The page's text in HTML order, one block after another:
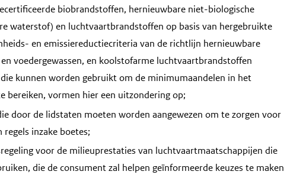
biobrandstoffen, hernieuwbare niet-biologische
waterstof) en luchtvaartbrandstoffen op basis van hergebruikte
en emissiereductiecriteria van de richtlijn hernieuwbare
voedergewassen, en koolstofarme luchtvaartbrandstoffen
kunnen worden gebruikt om de minimumaandelen in het
bereiken, vormen hier een uitzondering op;
door de lidstaten moeten worden aangewezen om te zorgen voor
inzake boetes;
voor de milieuprestaties van luchtvaartmaatschappijen die
die de consument zal helpen geïnformeerde keuzes te maken